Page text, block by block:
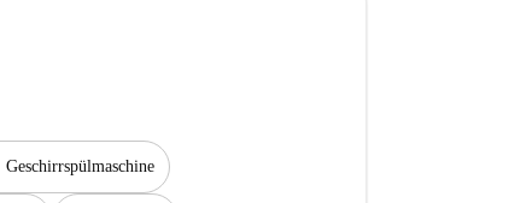
Geschirrspülmaschine